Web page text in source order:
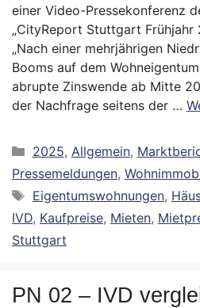
einer Video-Pressekonferenz
„CityReport Stuttgart Frühjahr
„Nach einer mehrjährigen
Booms auf dem
abrupte Zinswende ab Mitte
der Nachfrage seitens der …
Kategorien
2025, Allgemein,
Pressemeldungen,
Schlagwörter
Eigentumswohnungen,
IVD, Kaufpreise, Mieten,
Stuttgart
PN 02 – IVD